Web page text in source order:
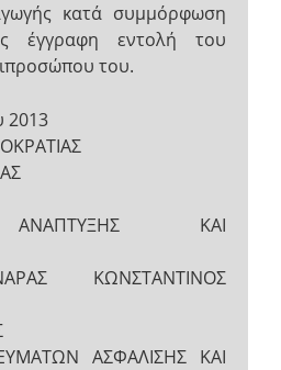
κατά συμμόρφωση
έγγραφη εντολή του
του.
2013
ΑΝΑΠΤΥΞΗΣ ΚΑΙ
ΚΩΝΣΤΑΝΤΙΝΟΣ
ΑΣΦΑΛΙΣΗΣ ΚΑΙ